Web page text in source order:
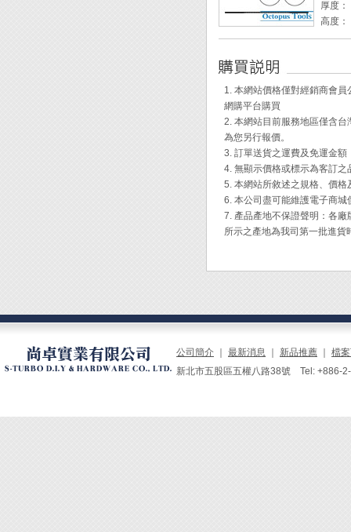
◆ 不銹
層保
厚度
高度
齒數
◆ 適用
◆ 相互
◆ 安裝
鋸絲
1.先將
2.鬆
3.將鋸
6.待螺
1. 本網站價格僅對經銷商會
網購平台購買
2. 本網站目前服務地區僅含
為您另行報價。
3. 訂單送貨之運費及免運金
4. 無顯示價格或標示為客訂
5. 本網站所敘述之規格、價
6. 本公司盡可能維護電子商
7. 產品產地不保證聲明：各
所示之產地為我司第一批進
公司簡介 最新消息 新品推薦
檔
新北市五股區五權八路38號 Tel: